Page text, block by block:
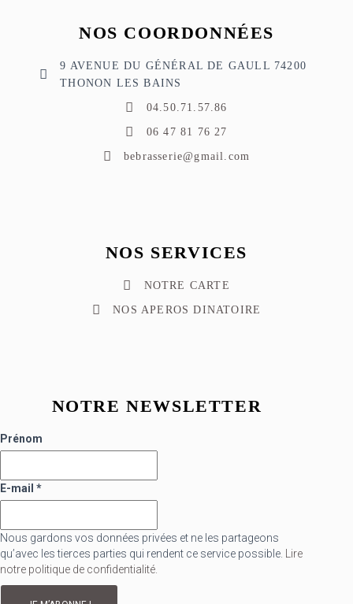
NOS COORDONNÉES
9 AVENUE DU GÉNÉRAL DE GAULL 74200
THONON LES BAINS
04.50.71.57.86
06 47 81 76 27
bebrasserie@gmail.com
NOS SERVICES
NOTRE CARTE
NOS APEROS DINATOIRE
NOTRE NEWSLETTER
Prénom
E-mail *
Nous gardons vos données privées et ne les partageons
qu’avec les tierces parties qui rendent ce service possible.
Lire
notre politique de confidentialité.